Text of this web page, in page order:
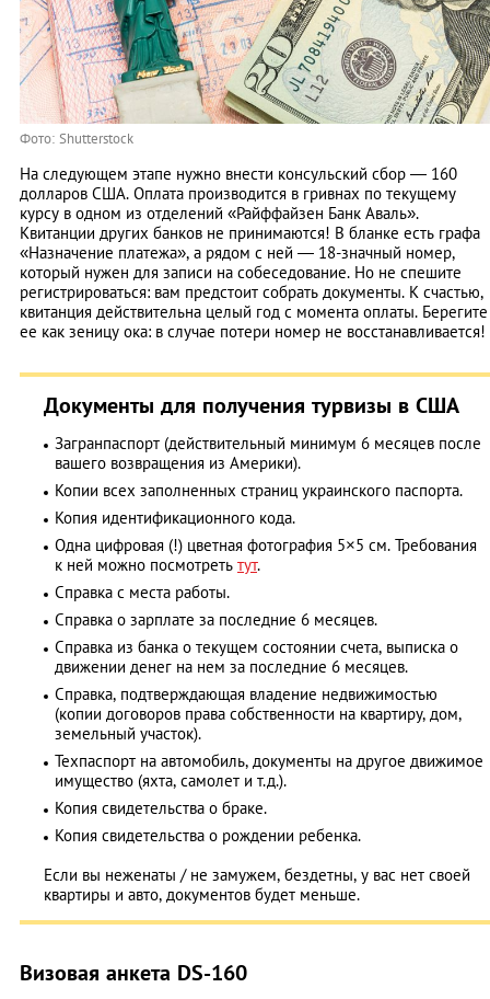
Фото: Shutterstock
На следующем этапе нужно внести консульский сбор — 160
долларов США. Оплата производится в гривнах по текущему
курсу в одном из отделений «Райффайзен Банк Аваль».
Квитанции других банков не принимаются! В бланке есть графа
«Назначение платежа», а рядом с ней — 18-значный номер,
который нужен для записи на собеседование. Но не спешите
регистрироваться: вам предстоит собрать документы. К счастью,
квитанция действительна целый год с момента оплаты. Берегите
ее как зеницу ока: в случае потери номер не восстанавливается!
Документы для получения турвизы в США
Загранпаспорт (действительный минимум 6 месяцев после
вашего возвращения из Америки).
Копии всех заполненных страниц украинского паспорта.
Копия идентификационного кода.
Одна цифровая (!) цветная фотография 5×5 см. Требования
к ней можно посмотреть тут.
Справка с места работы.
Справка о зарплате за последние 6 месяцев.
Справка из банка о текущем состоянии счета, выписка о
движении денег на нем за последние 6 месяцев.
Справка, подтверждающая владение недвижимостью
(копии договоров права собственности на квартиру, дом,
земельный участок).
Техпаспорт на автомобиль, документы на другое движимое
имущество (яхта, самолет и т.д.).
Копия свидетельства о браке.
Копия свидетельства о рождении ребенка.
Если вы неженаты / не замужем, бездетны, у вас нет своей
квартиры и авто, документов будет меньше.
Визовая анкета DS-160